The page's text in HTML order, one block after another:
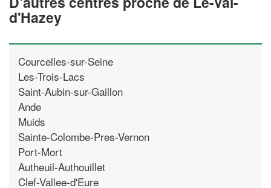
d'Hazey
Courcelles-sur-Seine
Les-Trois-Lacs
Saint-Aubin-sur-Gaillon
Ande
Muids
Sainte-Colombe-Pres-Vernon
Port-Mort
Autheuil-Authouillet
Clef-Vallee-d'Eure